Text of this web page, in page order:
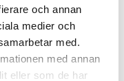
och annan
medier och
med.
med annan
eller som de har
€